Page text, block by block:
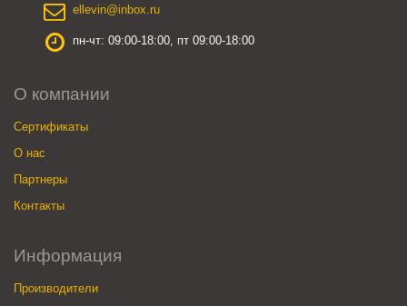
ellevin@inbox.ru
пн-чт: 09:00-18:00, пт 09:00-18:00
О компании
Сертификаты
О нас
Партнеры
Контакты
Информация
Производители